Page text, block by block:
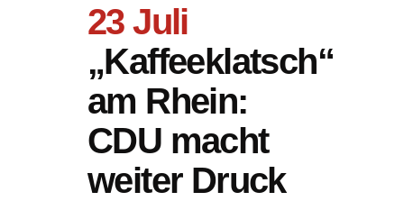
23 Juli
„Kaffeeklatsch“
am Rhein:
CDU macht
weiter Druck